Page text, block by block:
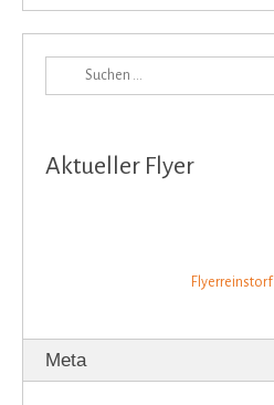
Aktueller Flyer
Flyerreinstorf
Meta